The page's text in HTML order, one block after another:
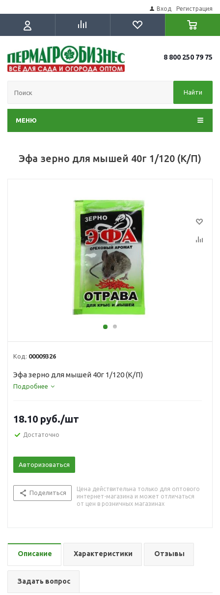
Вход Регистрация
8 800 250 79 75
Найти
МЕНЮ
Эфа зерно для мышей 40г 1/120 (К/П)
Код: 00009326
Эфа зерно для мышей 40г 1/120 (К/П)
Подробнее
18.10 руб./шт
Достаточно
Авторизоваться
Поделиться
Цена действительна только для оптового
интернет-магазина и может отличаться
от цен в розничных магазинах
Описание Характеристики Отзывы
Задать вопрос